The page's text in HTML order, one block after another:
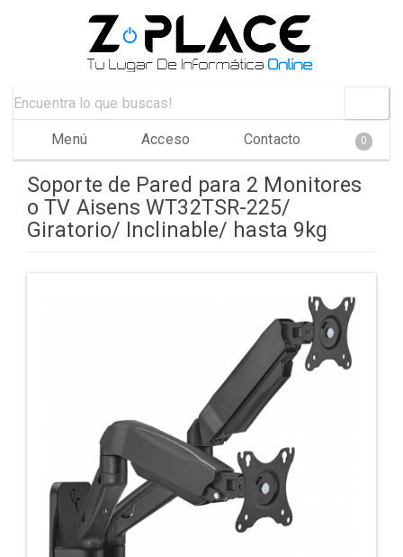
Menú Acceso Contacto 0
Soporte de Pared para 2 Monitores
o TV Aisens WT32TSR-225/
Giratorio/ Inclinable/ hasta 9kg